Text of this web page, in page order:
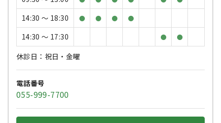
14:30 〜 18:30 ● ● ● ●
14:30 〜 17:30 ● ●
休診日：祝日・金曜
電話番号
055-999-7700